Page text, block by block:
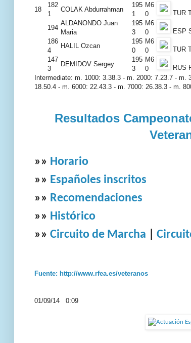
18
182
1
COLAK Abdurrahman
195
1
M6
0
TUR
194
ALDANONDO Juan
Maria
195
3
M6
0
ESP
186
4
HALIL Ozcan
195
0
M6
0
TUR
147
3
DEMIDOV Sergey
195
3
M6
0
RUS
Intermediate: m. 1000: 3.38.3 - m. 2000: 7.23.7 - m.
18.50.4 - m. 6000: 22.43.3 - m. 7000: 26.38.3 - m.
Resultados
»» Horario
»» Españoles inscritos
»» Recomendaciones
»» Histórico
»» Circuito de Marcha
Fuente: http://www.rfea.es/veteranos
01/09/14 0:09